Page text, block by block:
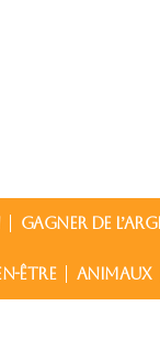
GAGNER DE
ÊTRE ANIMAUX